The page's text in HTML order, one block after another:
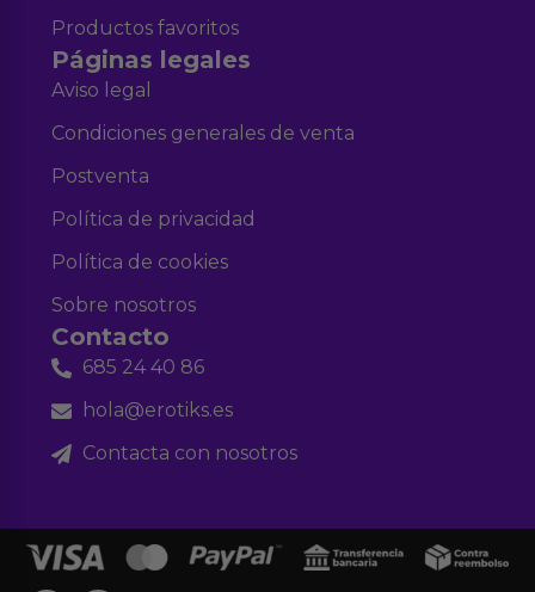
Productos favoritos
Páginas legales
Aviso legal
Condiciones generales de venta
Postventa
Política de privacidad
Política de cookies
Sobre nosotros
Contacto
685 24 40 86
hola@erotiks.es
Contacta con nosotros